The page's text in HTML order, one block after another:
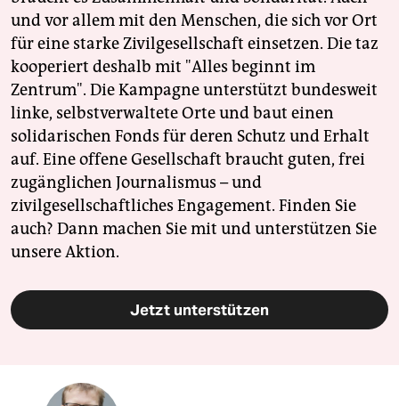
und vor allem mit den Menschen, die sich vor Ort
für eine starke Zivilgesellschaft einsetzen. Die taz
kooperiert deshalb mit "Alles beginnt im
Zentrum". Die Kampagne unterstützt bundesweit
linke, selbstverwaltete Orte und baut einen
solidarischen Fonds für deren Schutz und Erhalt
auf. Eine offene Gesellschaft braucht guten, frei
zugänglichen Journalismus – und
zivilgesellschaftliches Engagement. Finden Sie
auch? Dann machen Sie mit und unterstützen Sie
unsere Aktion.
Jetzt unterstützen